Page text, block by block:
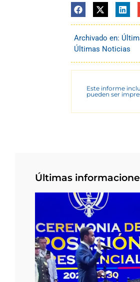
Archivado en:
Últimas Noticias
Este informe
pueden ser
Últimas